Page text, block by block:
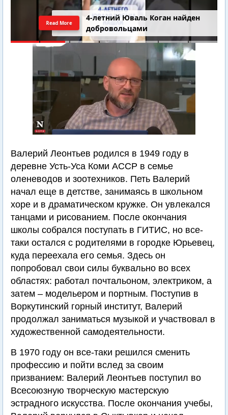
4-летний Юваль Коган найден
добровольцами
Read More
Валерий Леонтьев родился в 1949 году в
деревне Усть-Уса Коми АССР в семье
оленеводов и зоотехников. Петь Валерий
начал еще в детстве, занимаясь в школьном
хоре и в драматическом кружке. Он увлекался
танцами и рисованием. После окончания
школы собрался поступать в ГИТИС, но все-
таки остался с родителями в городке Юрьевец,
куда переехала его семья. Здесь он
попробовал свои силы буквально во всех
областях: работал почтальоном, электриком, а
затем – модельером и портным. Поступив в
Воркутинский горный институт, Валерий
продолжал заниматься музыкой и участвовал в
художественной самодеятельности.
В 1970 году он все-таки решился сменить
профессию и пойти вслед за своим
призванием: Валерий Леонтьев поступил во
Всесоюзную творческую мастерскую
эстрадного искусства. После окончания учебы,